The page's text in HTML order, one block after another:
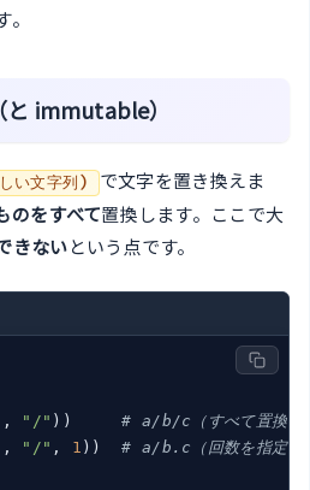
immutable）
い文字列)
で文字を置き換えま
のをすべて置換します。ここで大
きないという点です。
, "/" )) # a/b/c（すべて置換）
, "/" , 1 )) # a/b.c（回数を指定）